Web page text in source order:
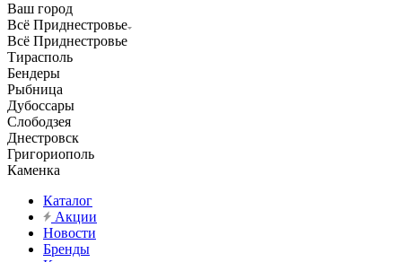
Ваш город
Всё Приднестровье
Всё Приднестровье
Тирасполь
Бендеры
Рыбница
Дубоссары
Слободзея
Днестровск
Григориополь
Каменка
Каталог
Акции
Новости
Бренды